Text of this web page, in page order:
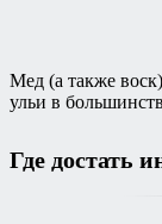
Мед (а также
ульи в
Где достать